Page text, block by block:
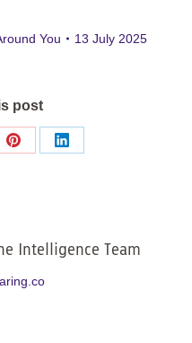
You 13 July 2025
post
Share
Share
Intelligence Team